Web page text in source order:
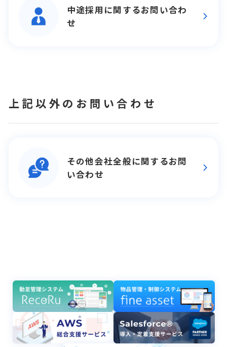
中途採用に関するお問い合わ
せ
上記以外のお問い合わせ
その他会社全般に関するお問
い合わせ